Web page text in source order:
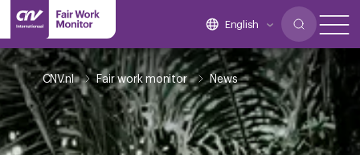
English
CNV.nl Fair work monitor News